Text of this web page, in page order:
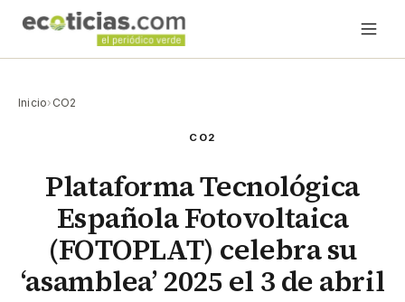
Inicio› CO2
CO2
Plataforma Tecnológica
Española Fotovoltaica
(FOTOPLAT) celebra su
‘asamblea’ 2025 el 3 de abril